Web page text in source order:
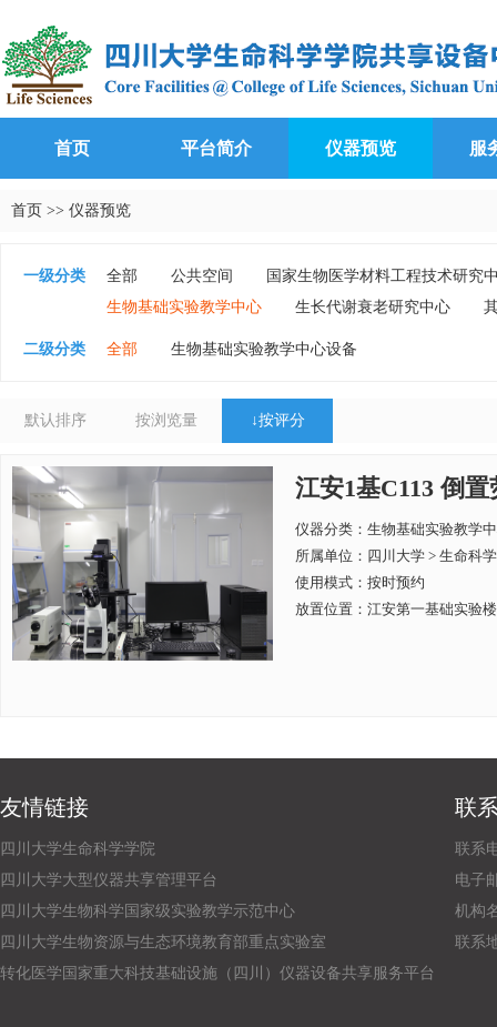
首页 平台简介 仪器预览 服
首页 >> 仪器预览
一级分类 全部 公共空间
国家生物医学材料工程技术研究
生物基础实验教学中心
生长代谢衰老研究中心
二级分类 全部 生物基础实验教学中心设备
默认排序 按浏览量 ↓按评分
江安1基C113 倒
仪器分类：生物基础实验教学
所属单位： 四川大学 > 生命科
使用模式：按时预约
放置位置：江安第一基础实验
友情链接
四川大学生命科学学院
四川大学大型仪器共享管理平台
四川大学生物科学国家级实验教学示范中心
四川大学生物资源与生态环境教育部重点实验室
转化医学国家重大科技基础设施（四川）仪器设备共享服务平台
联
联系
电子
机构
联系